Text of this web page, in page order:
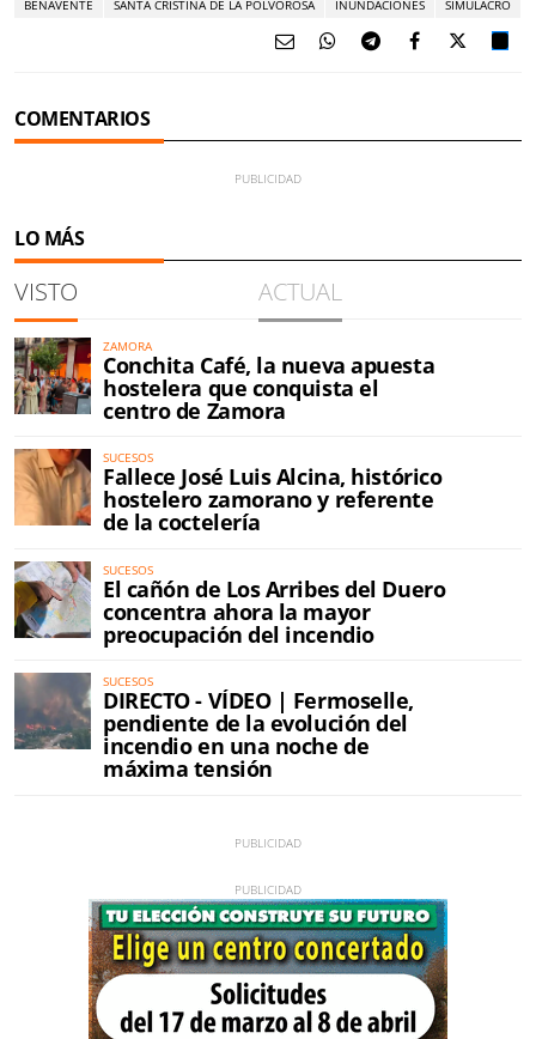
BENAVENTE SANTA CRISTINA DE LA POLVOROSA INUNDACIONES SIMULACRO
COMENTARIOS
LO MÁS
VISTO ACTUAL
ZAMORA
Conchita Café, la nueva apuesta
hostelera que conquista el
centro de Zamora
SUCESOS
Fallece José Luis Alcina, histórico
hostelero zamorano y referente
de la coctelería
SUCESOS
El cañón de Los Arribes del Duero
concentra ahora la mayor
preocupación del incendio
SUCESOS
DIRECTO - VÍDEO | Fermoselle,
pendiente de la evolución del
incendio en una noche de
máxima tensión